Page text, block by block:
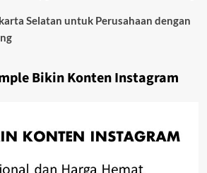
Selatan untuk Perusahaan dengan
Bikin Konten Instagram